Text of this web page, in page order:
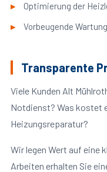
Optimierung der
Vorbeugende Wartung
Transparente
Viele Kunden Alt
Notdienst? Was kostet
Heizungsreparatur?
Wir legen Wert auf eine
Arbeiten erhalten Sie